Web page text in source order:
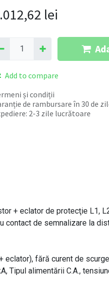
lei
Add to compare
și condiții
de rambursare în 30 de
2-3 zile lucrătoare
+ eclator de protecţie L1,
contact de semnalizare la
fără curent de
alimentării C.A.,